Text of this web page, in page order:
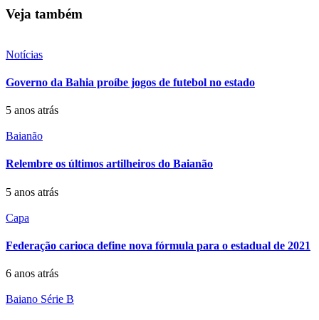
Veja também
Notícias
Governo da Bahia proíbe jogos de futebol no estado
5 anos atrás
Baianão
Relembre os últimos artilheiros do Baianão
5 anos atrás
Capa
Federação carioca define nova fórmula para o estadual de 2021
6 anos atrás
Baiano Série B